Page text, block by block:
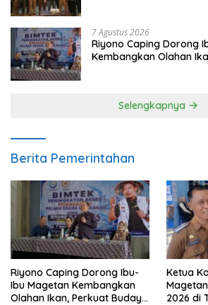
7 Agustus 2026
Riyono Caping Dorong
Kembangkan Olahan
Selengkapnya
Berita Pemerintahan
Riyono Caping Dorong Ibu-
Ibu Magetan Kembangkan
Olahan Ikan, Perkuat Budaya
Ketua
2026 di